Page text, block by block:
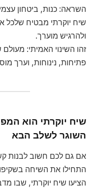
השראה: כנות, ביטחון
שיח יוקרתי מבטיח שלכל
ולהרגיש מוערך.
זהו השינוי האמיתי:
פתיחות, נינוחות, וערך
שיח יוקרתי הוא
השוגר לשלב הבא
אם גם לכם חשוב לבנות
התחילו את השיחה
הציעו שיח יוקרתי, שבו